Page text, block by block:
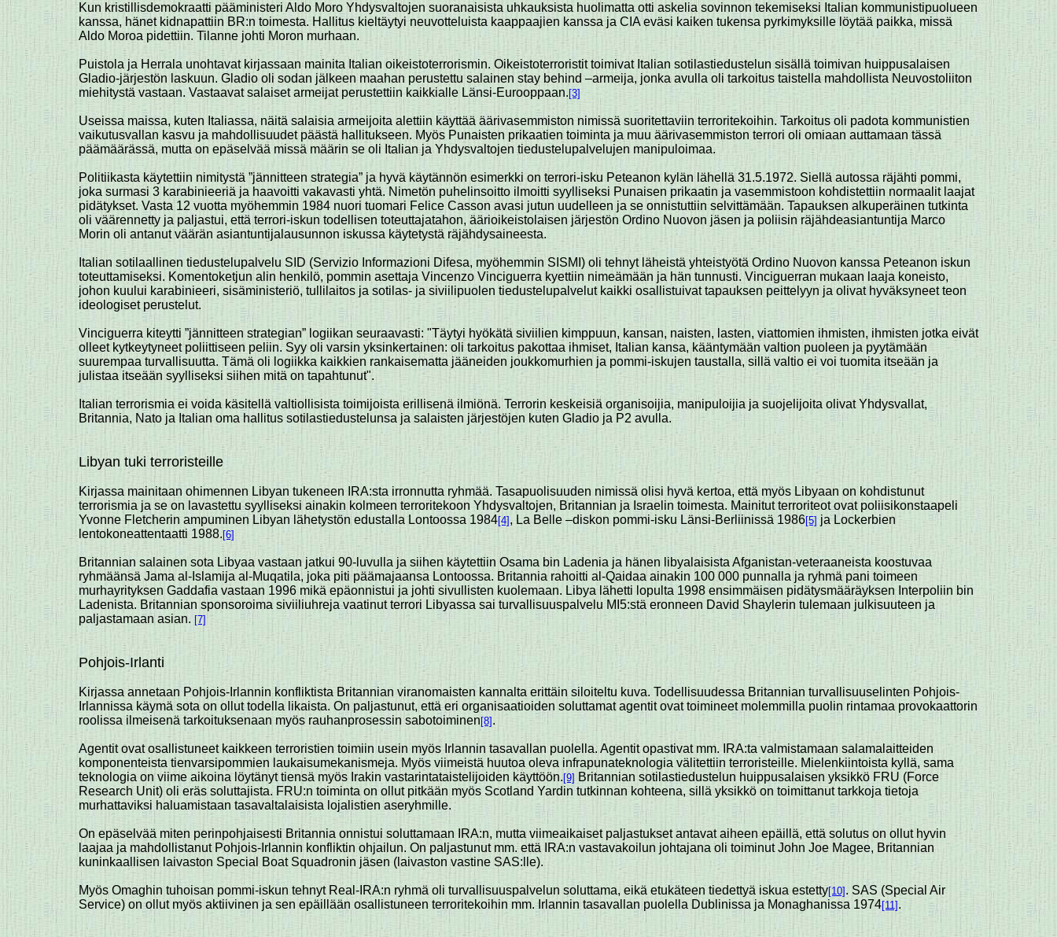
Kun kristillisdemokraatti pääministeri Aldo Moro Yhdysvaltojen suoranaisista uhkauksista huolimatta otti askelia sovinnon tekemiseksi Italian kommunistipuolueen
kanssa, hänet kidnapattiin BR:n toimesta. Hallitus kieltäytyi neuvotteluista kaappaajien kanssa ja CIA eväsi kaiken tukensa pyrkimyksille löytää paikka, missä
Aldo Moroa pidettiin. Tilanne johti Moron murhaan.
Puistola ja Herrala unohtavat kirjassaan mainita Italian oikeistoterrorismin. Oikeistoterroristit toimivat Italian sotilastiedustelun sisällä toimivan huippusalaisen
Gladio-järjestön laskuun. Gladio oli sodan jälkeen maahan perustettu salainen stay behind –armeija, jonka avulla oli tarkoitus taistella mahdollista Neuvostoliiton
miehitystä vastaan. Vastaavat salaiset armeijat perustettiin kaikkialle Länsi-Eurooppaan. [3]
Useissa maissa, kuten Italiassa, näitä salaisia armeijoita alettiin käyttää äärivasemmiston nimissä suoritettaviin terroritekoihin. Tarkoitus oli padota kommunistien
vaikutusvallan kasvu ja mahdollisuudet päästä hallitukseen. Myös Punaisten prikaatien toiminta ja muu äärivasemmiston terrori oli omiaan auttamaan tässä
päämäärässä, mutta on epäselvää missä määrin se oli Italian ja Yhdysvaltojen tiedustelupalvelujen manipuloimaa.
Politiikasta käytettiin nimitystä ”jännitteen strategia” ja hyvä käytännön esimerkki on terrori-isku Peteanon kylän lähellä 31.5.1972. Siellä autossa räjähti pommi,
joka surmasi 3 karabinieeriä ja haavoitti vakavasti yhtä. Nimetön puhelinsoitto ilmoitti syylliseksi Punaisen prikaatin ja vasemmistoon kohdistettiin normaalit laajat
pidätykset. Vasta 12 vuotta myöhemmin 1984 nuori tuomari Felice Casson avasi jutun uudelleen ja se onnistuttiin selvittämään. Tapauksen alkuperäinen tutkinta
oli väärennetty ja paljastui, että terrori-iskun todellisen toteuttajatahon, äärioikeistolaisen järjestön Ordino Nuovon jäsen ja poliisin räjähdeasiantuntija Marco
Morin oli antanut väärän asiantuntijalausunnon iskussa käytetystä räjähdysaineesta.
Italian sotilaallinen tiedustelupalvelu SID (Servizio Informazioni Difesa, myöhemmin SISMI) oli tehnyt läheistä yhteistyötä Ordino Nuovon kanssa Peteanon iskun
toteuttamiseksi. Komentoketjun alin henkilö, pommin asettaja Vincenzo Vinciguerra kyettiin nimeämään ja hän tunnusti. Vinciguerran mukaan laaja koneisto,
johon kuului karabinieeri, sisäministeriö, tullilaitos ja sotilas- ja siviilipuolen tiedustelupalvelut kaikki osallistuivat tapauksen peittelyyn ja olivat hyväksyneet teon
ideologiset perustelut.
Vinciguerra kiteytti ”jännitteen strategian” logiikan seuraavasti: "Täytyi hyökätä siviilien kimppuun, kansan, naisten, lasten, viattomien ihmisten, ihmisten jotka eivät
olleet kytkeytyneet poliittiseen peliin. Syy oli varsin yksinkertainen: oli tarkoitus pakottaa ihmiset, Italian kansa, kääntymään valtion puoleen ja pyytämään
suurempaa turvallisuutta. Tämä oli logiikka kaikkien rankaisematta jääneiden joukkomurhien ja pommi-iskujen taustalla, sillä valtio ei voi tuomita itseään ja
julistaa itseään syylliseksi siihen mitä on tapahtunut".
Italian terrorismia ei voida käsitellä valtiollisista toimijoista erillisenä ilmiönä. Terrorin keskeisiä organisoijia, manipuloijia ja suojelijoita olivat Yhdysvallat,
Britannia, Nato ja Italian oma hallitus sotilastiedustelunsa ja salaisten järjestöjen kuten Gladio ja P2 avulla.
Libyan tuki terroristeille
Kirjassa mainitaan ohimennen Libyan tukeneen IRA:sta irronnutta ryhmää. Tasapuolisuuden nimissä olisi hyvä kertoa, että myös Libyaan on kohdistunut
terrorismia ja se on lavastettu syylliseksi ainakin kolmeen terroritekoon Yhdysvaltojen, Britannian ja Israelin toimesta. Mainitut terroriteot ovat poliisikonstaapeli
Yvonne Fletcherin ampuminen Libyan lähetystön edustalla Lontoossa 1984[4] , La Belle –diskon pommi-isku Länsi-Berliinissä 1986[5] ja Lockerbien
lentokoneattentaatti 1988. [6]
Britannian salainen sota Libyaa vastaan jatkui 90-luvulla ja siihen käytettiin Osama bin Ladenia ja hänen libyalaisista Afganistan-veteraaneista koostuvaa
ryhmäänsä Jama al-Islamija al-Muqatila, joka piti päämajaansa Lontoossa. Britannia rahoitti al-Qaidaa ainakin 100 000 punnalla ja ryhmä pani toimeen
murhayrityksen Gaddafia vastaan 1996 mikä epäonnistui ja johti sivullisten kuolemaan. Libya lähetti lopulta 1998 ensimmäisen pidätysmääräyksen Interpoliin bin
Ladenista. Britannian sponsoroima siviiliuhreja vaatinut terrori Libyassa sai turvallisuuspalvelu MI5:stä eronneen David Shaylerin tulemaan julkisuuteen ja
paljastamaan asian. [7]
Pohjois-Irlanti
Kirjassa annetaan Pohjois-Irlannin konfliktista Britannian viranomaisten kannalta erittäin siloiteltu kuva. Todellisuudessa Britannian turvallisuuselinten Pohjois-
Irlannissa käymä sota on ollut todella likaista. On paljastunut, että eri organisaatioiden soluttamat agentit ovat toimineet molemmilla puolin rintamaa provokaattorin
roolissa ilmeisenä tarkoituksenaan myös rauhanprosessin sabotoiminen [8] .
Agentit ovat osallistuneet kaikkeen terroristien toimiin usein myös Irlannin tasavallan puolella. Agentit opastivat mm. IRA:ta valmistamaan salamalaitteiden
komponenteista tienvarsipommien laukaisumekanismeja. Myös viimeistä huutoa oleva infrapunateknologia välitettiin terroristeille. Mielenkiintoista kyllä, sama
teknologia on viime aikoina löytänyt tiensä myös Irakin vastarintataistelijoiden käyttöön. [9] Britannian sotilastiedustelun huippusalaisen yksikkö FRU (Force
Research Unit) oli eräs soluttajista. FRU:n toiminta on ollut pitkään myös Scotland Yardin tutkinnan kohteena, sillä yksikkö on toimittanut tarkkoja tietoja
murhattaviksi haluamistaan tasavaltalaisista lojalistien aseryhmille.
On epäselvää miten perinpohjaisesti Britannia onnistui soluttamaan IRA:n, mutta viimeaikaiset paljastukset antavat aiheen epäillä, että solutus on ollut hyvin
laajaa ja mahdollistanut Pohjois-Irlannin konfliktin ohjailun. On paljastunut mm. että IRA:n vastavakoilun johtajana oli toiminut John Joe Magee, Britannian
kuninkaallisen laivaston Special Boat Squadronin jäsen (laivaston vastine SAS:lle).
Myös Omaghin tuhoisan pommi-iskun tehnyt Real-IRA:n ryhmä oli turvallisuuspalvelun soluttama, eikä etukäteen tiedettyä iskua estetty[10] . SAS (Special Air
Service) on ollut myös aktiivinen ja sen epäillään osallistuneen terroritekoihin mm. Irlannin tasavallan puolella Dublinissa ja Monaghanissa 1974[11] .